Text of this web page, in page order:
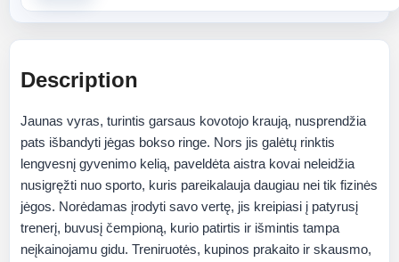
Description
Jaunas vyras, turintis garsaus kovotojo kraują, nusprendžia
pats išbandyti jėgas bokso ringe. Nors jis galėtų rinktis
lengvesnį gyvenimo kelią, paveldėta aistra kovai neleidžia
nusigręžti nuo sporto, kuris pareikalauja daugiau nei tik fizinės
jėgos. Norėdamas įrodyti savo vertę, jis kreipiasi į patyrusį
trenerį, buvusį čempioną, kurio patirtis ir išmintis tampa
neįkainojamu gidu. Treniruotės, kupinos prakaito ir skausmo,